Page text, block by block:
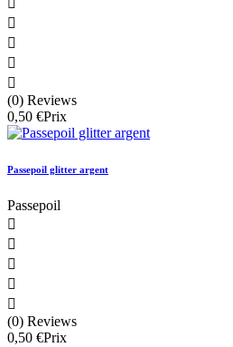




(0) Reviews
0,50 €Prix
Passepoil glitter argent
Passepoil





(0) Reviews
0,50 €Prix